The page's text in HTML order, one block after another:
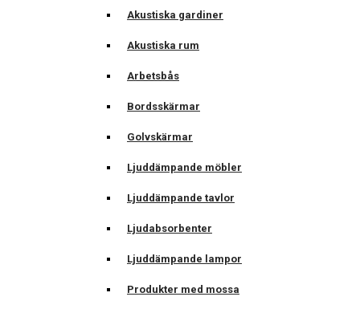
Akustiska gardiner
Akustiska rum
Arbetsbås
Bordsskärmar
Golvskärmar
Ljuddämpande möbler
Ljuddämpande tavlor
Ljudabsorbenter
Ljuddämpande lampor
Produkter med mossa